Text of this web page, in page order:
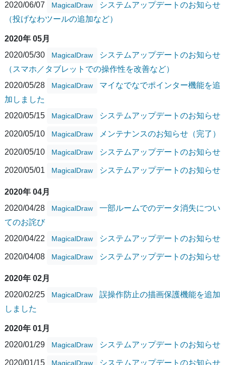
2020/06/07
MagicalDraw
システムアップデートのお知らせ
（投げなわツールの追加など）
2020年 05月
2020/05/30
MagicalDraw
システムアップデートのお知らせ
（スマホ／タブレットでの操作性を改善など）
2020/05/28
MagicalDraw
マイなでなでポインター機能を追
加しました
2020/05/15
MagicalDraw システムアップデートのお知らせ
2020/05/10 MagicalDraw メンテナンスのお知らせ（完了）
2020/05/10 MagicalDraw システムアップデートのお知らせ
2020/05/01 MagicalDraw システムアップデートのお知らせ
2020年 04月
2020/04/28
MagicalDraw
一部ルームでのデータ消失につい
てのお詫び
2020/04/22
MagicalDraw システムアップデートのお知らせ
2020/04/08 MagicalDraw システムアップデートのお知らせ
2020年 02月
2020/02/25
MagicalDraw
誤操作防止の描画保護機能を追加
しました
2020年 01月
2020/01/29
MagicalDraw システムアップデートのお知らせ
2020/01/15 MagicalDraw システムアップデートのお知らせ